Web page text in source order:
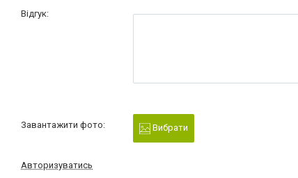
Відгук:
Завантажити фото: Вибрати
Авторизуватись